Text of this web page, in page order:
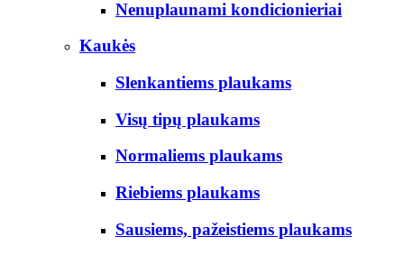
Nenuplaunami kondicionieriai
Kaukės
Slenkantiems plaukams
Visų tipų plaukams
Normaliems plaukams
Riebiems plaukams
Sausiems, pažeistiems plaukams